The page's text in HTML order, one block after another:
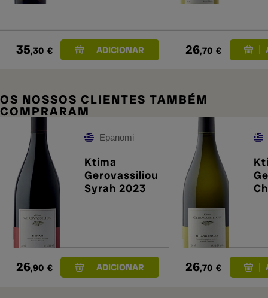
35,30 € 26,70 €
OS NOSSOS CLIENTES TAMBÉM
COMPRARAM
Epanomi
Ktima
Gerovassiliou
Syrah 2023
26,90 € 26,70 €